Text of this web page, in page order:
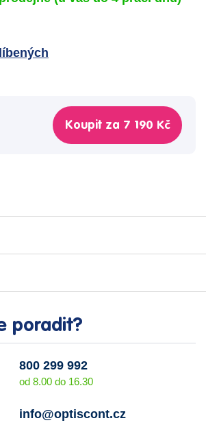
Koupit za 7 190 Kč
poradit?
800 299 992
od 8.00 do 16.30
info@optiscont.cz